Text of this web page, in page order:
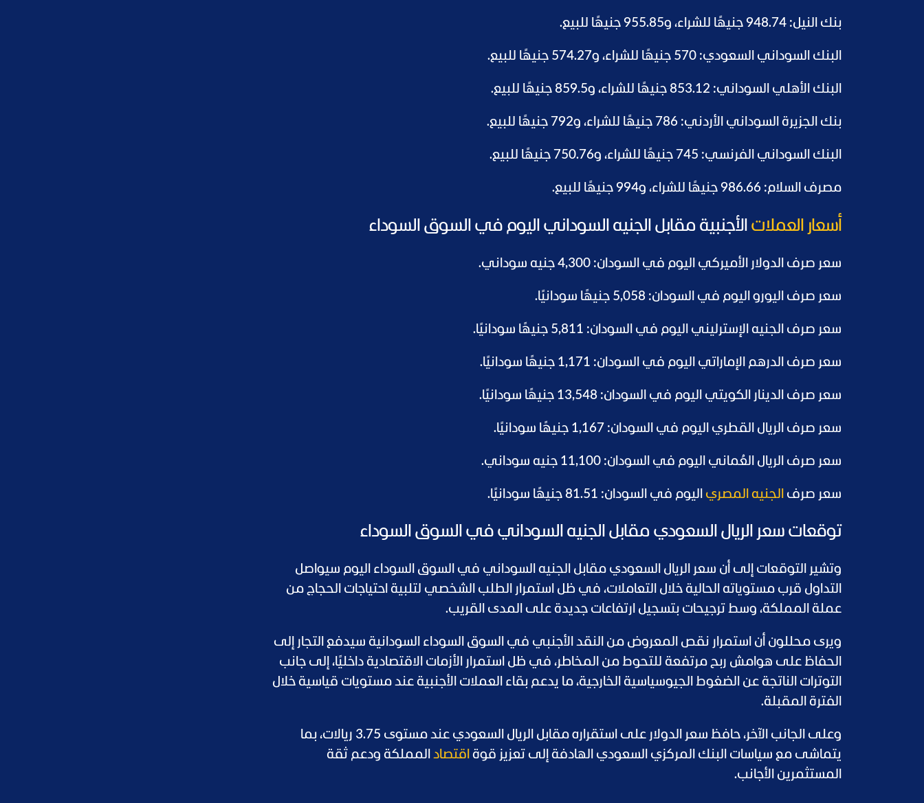
بنك النيل: 948.74 جنيهًا للشراء، و955.85 جنيهًا للبيع.
البنك السوداني السعودي: 570 جنيهًا للشراء، و574.27 جنيهًا للبيع.
البنك الأهلي السوداني: 853.12 جنيهًا للشراء، و859.5 جنيهًا للبيع.
بنك الجزيرة السوداني الأردني: 786 جنيهًا للشراء، و792 جنيهًا للبيع.
البنك السوداني الفرنسي: 745 جنيهًا للشراء، و750.76 جنيهًا للبيع.
مصرف السلام: 986.66 جنيهًا للشراء، و994 جنيهًا للبيع.
أسعار العملات الأجنبية مقابل الجنيه السوداني اليوم في السوق السوداء
سعر صرف الدولار الأميركي اليوم في السودان: 4,300 جنيه سوداني.
سعر صرف اليورو اليوم في السودان: 5,058 جنيهًا سودانيًا.
سعر صرف الجنيه الإسترليني اليوم في السودان: 5,811 جنيهًا سودانيًا.
سعر صرف الدرهم الإماراتي اليوم في السودان: 1,171 جنيهًا سودانيًا.
سعر صرف الدينار الكويتي اليوم في السودان: 13,548 جنيهًا سودانيًا.
سعر صرف الريال القطري اليوم في السودان: 1,167 جنيهًا سودانيًا.
سعر صرف الريال العُماني اليوم في السودان: 11,100 جنيه سوداني.
سعر صرف الجنيه المصري اليوم في السودان: 81.51 جنيهًا سودانيًا.
توقعات سعر الريال السعودي مقابل الجنيه السوداني في السوق السوداء
وتشير التوقعات إلى أن سعر الريال السعودي مقابل الجنيه السوداني في السوق السوداء اليوم سيواصل
التداول قرب مستوياته الحالية خلال التعاملات، في ظل استمرار الطلب الشخصي لتلبية احتياجات الحجاج من
عملة المملكة، وسط ترجيحات بتسجيل ارتفاعات جديدة على المدى القريب.
ويرى محللون أن استمرار نقص المعروض من النقد الأجنبي في السوق السوداء السودانية سيدفع التجار إلى
الحفاظ على هوامش ربح مرتفعة للتحوط من المخاطر، في ظل استمرار الأزمات الاقتصادية داخليًا، إلى جانب
التوترات الناتجة عن الضغوط الجيوسياسية الخارجية، ما يدعم بقاء العملات الأجنبية عند مستويات قياسية خلال
الفترة المقبلة.
وعلى الجانب الآخر، حافظ سعر الدولار على استقراره مقابل الريال السعودي عند مستوى 3.75 ريالات، بما
يتماشى مع سياسات البنك المركزي السعودي الهادفة إلى تعزيز قوة اقتصاد المملكة ودعم ثقة
المستثمرين الأجانب.